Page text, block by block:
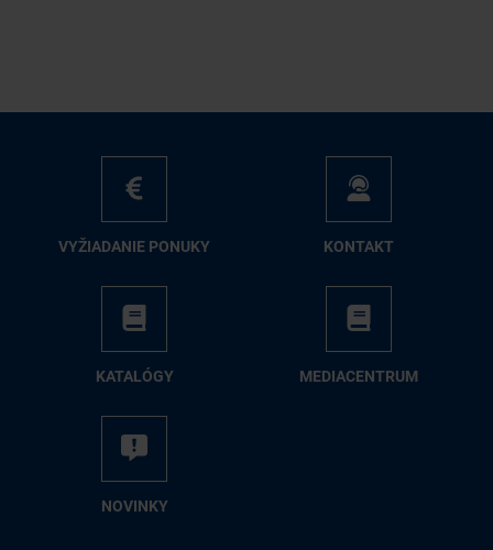
VY­ŽIA­DA­NIE PO­NU­KY KON­TAKT
KA­TA­LÓ­GY ME­DIA­CEN­TRUM
NO­VIN­KY